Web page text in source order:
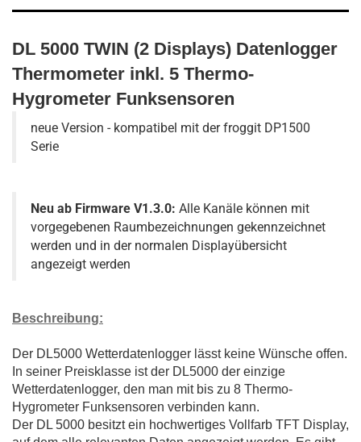
DL 5000 TWIN (2 Displays) Datenlogger
Thermometer inkl. 5 Thermo-
Hygrometer Funksensoren
neue Version - kompatibel mit der froggit DP1500
Serie
Neu ab Firmware V1.3.0: Alle Kanäle können mit
vorgegebenen Raumbezeichnungen gekennzeichnet
werden und in der normalen Displayübersicht
angezeigt werden
Beschreibung:
Der DL5000 Wetterdatenlogger lässt keine Wünsche offen.
In seiner Preisklasse ist der DL5000 der einzige
Wetterdatenlogger, den man mit bis zu 8 Thermo-
Hygrometer Funksensoren verbinden kann.
Der DL 5000 besitzt ein hochwertiges Vollfarb TFT Display,